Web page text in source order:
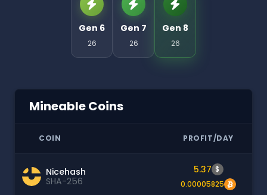
Gen 6
26
Gen 7
26
Gen 8
26
Mineable Coins
COIN PROFIT/DAY
Nicehash
SHA-256
5.37 $
0.00005825